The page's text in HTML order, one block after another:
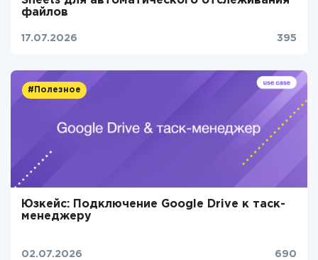
файлов
17.07.2026 395
#Полезное
Юзкейс: Подключение Google Drive к таск-
менеджеру
02.07.2026 690